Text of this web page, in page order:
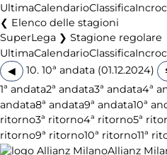
UltimaCalendarioClassifica
Elenco delle stagioni
SuperLega ❯ Stagione regolare
UltimaCalendarioClassifica
◀
10. 10ª andata (01.12.2024)
1ª andata2ª andata3ª andata4ª
andata8ª andata9ª andata10ª
ritorno3ª ritorno4ª ritorno5ª
ritorno9ª ritorno10ª ritorno11ª
Allianz